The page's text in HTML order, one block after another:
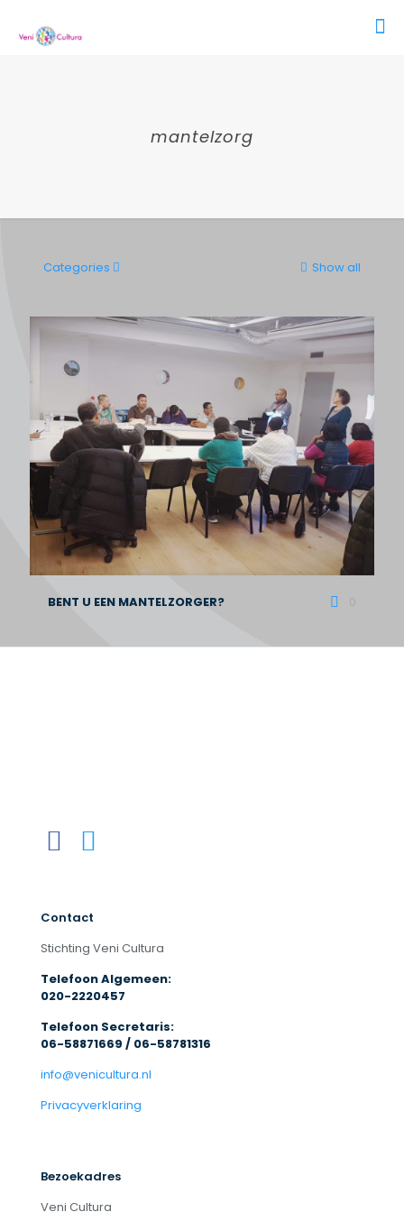
mantelzorg
Categories Show all
BENT U EEN MANTELZORGER?
Contact
Stichting Veni Cultura
Telefoon Algemeen:
020-2220457
Telefoon Secretaris:
06-58871669 / 06-58781316
info@venicultura.nl
Privacyverklaring
Bezoekadres
Veni Cultura